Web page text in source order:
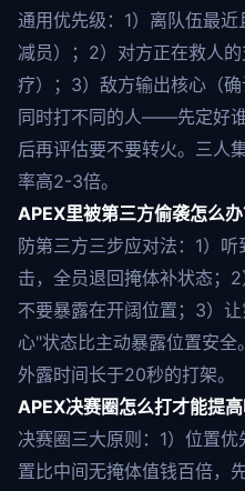
通用优先级：1）离队伍最
减员）；2）对方正在救人
疗）；3）敌方输出核心（
同时打不同的人——先定好
后再评估要不要转火。三人
率高2-3倍。
APEX里被第三方偷袭怎么办
防第三方三步应对法：1）
击，全员退回掩体补状态；
不要暴露在开阔位置；3）
心"状态比主动暴露位置安
外露时间长于20秒的打架。
APEX决赛圈怎么打才能提高
决赛圈三大原则：1）位置
置比中间无掩体值钱百倍，